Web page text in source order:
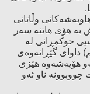
ساڵی 1963، هێزە هاوبەشەكانی وڵاتانی
بە هۆی هاتنە سەر
حوكمڕانی لە
داوای گێڕانەوەی
هۆیەشەوە هێزی
ناو ئەو